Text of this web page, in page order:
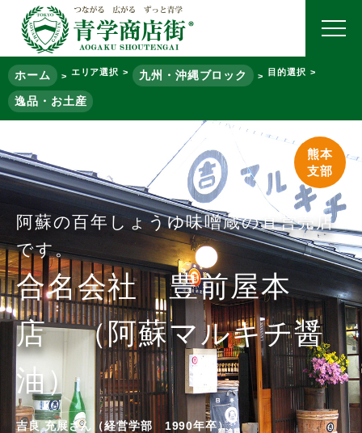
ホーム エリア選択 九州・沖縄ブロック 目的選択
逸品・お土産
阿蘇の百年しょうゆ味噌蔵の直営売店
です。
合名会社 豊前屋本
店 （阿蘇マルキチ醤
油）
吉良 充展さん（経営学部 1990年卒）
熊本
支部